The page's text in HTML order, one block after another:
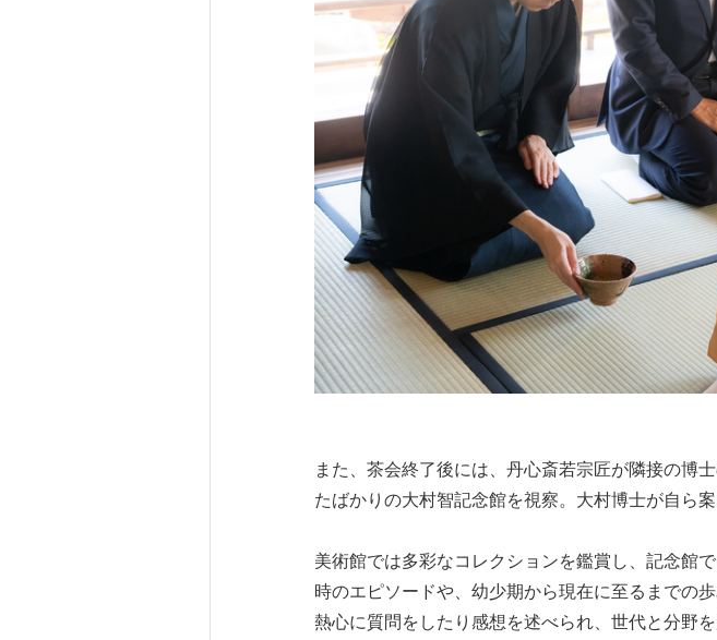
また、茶会終了後には、丹心斎若宗匠が隣接の博
たばかりの大村智記念館を視察。大村博士が自ら案
美術館では多彩なコレクションを鑑賞し、記念館
時のエピソードや、幼少期から現在に至るまでの
熱心に質問をしたり感想を述べられ、世代と分野
Japanese
English